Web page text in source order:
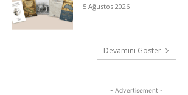
5 Ağustos 2026
Devamını Göster
- Advertisement -